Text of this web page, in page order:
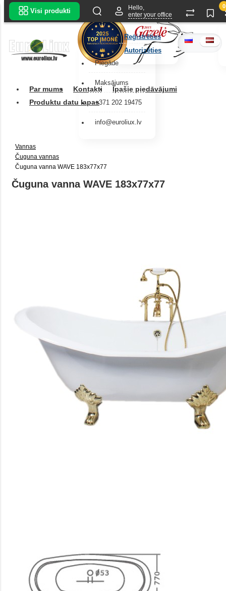
Piegāde
Maksājums
+371 202 19475
info@euroliux.lv
Par mums Kontakti
Īpašie piedāvājumi
Produktu datu lapas
Visi produkti
Hello,
enter your office
Reģistrēties
Autorizēties
0
Vannas
Čuguna vannas
Čuguna vanna WAVE 183x77x77
Čuguna vanna WAVE 183x77x77